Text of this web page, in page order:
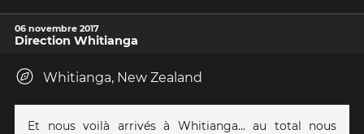
06 novembre 2017
Direction Whitianga
Whitianga, New Zealand
Et nous voilà arrivés à Whitianga... au total nous